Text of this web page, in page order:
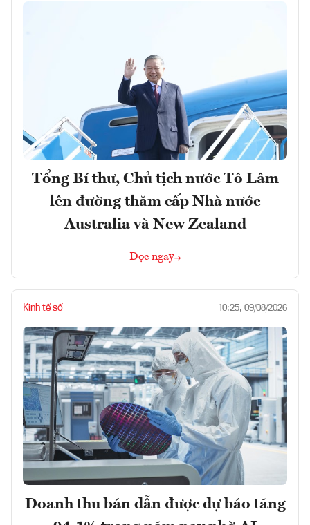
Tổng Bí thư, Chủ tịch nước Tô Lâm
lên đường thăm cấp Nhà nước
Australia và New Zealand
Đọc ngay
Kinh tế số 10:25, 09/08/2026
Doanh thu bán dẫn được dự báo tăng